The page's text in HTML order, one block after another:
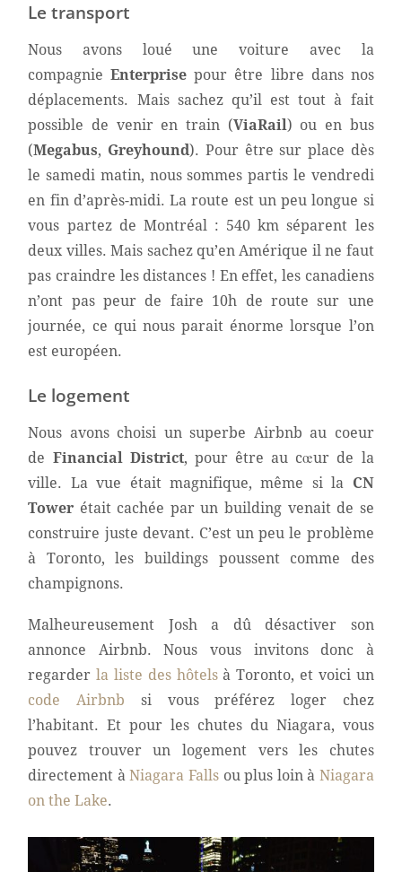
Le transport
Nous avons loué une voiture avec la
compagnieEnterprisepour être libre dans nos
déplacements. Mais sachez qu’il est tout à fait
possible de venir en train (ViaRail) ou en bus
(Megabus, Greyhound). Pour être sur place dès
le samedi matin, nous sommes partis le vendredi
en fin d’après-midi. La route est un peu longue si
vous partez de Montréal : 540 km séparent les
deux villes. Mais sachez qu’en Amérique il ne faut
pas craindre les distances ! En effet, les canadiens
n’ont pas peur de faire 10h de route sur une
journée, ce qui nous parait énorme lorsque l’on
est européen.
Le logement
Nous avons choisi un superbe Airbnb au coeur
de Financial District, pour être au cœur de la
ville. La vue était magnifique, même si la CN
Tower était cachée par un building venait de se
construire juste devant. C’est un peu le problème
à Toronto, les buildings poussent comme des
champignons.
Malheureusement Josh a dû désactiver son
annonce Airbnb. Nous vous invitons donc à
regarderla liste des hôtelsà Toronto, et voici un
code Airbnb si vous préférez loger chez
l’habitant. Et pour les chutes du Niagara, vous
pouvez trouver un logement vers les chutes
directement àNiagara Fallsou plus loin à Niagara
on the Lake.